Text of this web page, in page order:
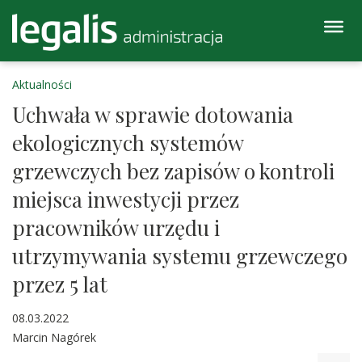
Aktualności
Uchwała w sprawie dotowania
ekologicznych systemów
grzewczych bez zapisów o kontroli
miejsca inwestycji przez
pracowników urzędu i
utrzymywania systemu grzewczego
przez 5 lat
08.03.2022
Marcin Nagórek